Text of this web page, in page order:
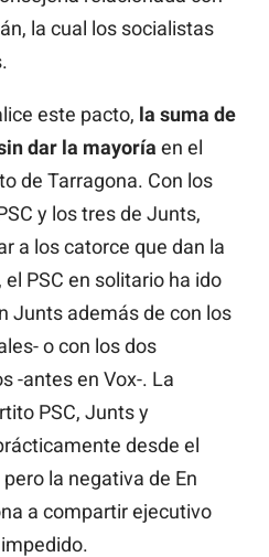
la cual los socialistas
este pacto, la suma de
dar la mayoría en el
de Tarragona. Con los
y los tres de Junts,
a los catorce que dan la
PSC en solitario ha ido
Junts además de con los
o con los dos
-antes en Vox-. La
PSC, Junts y
desde el
la negativa de En
a compartir ejecutivo